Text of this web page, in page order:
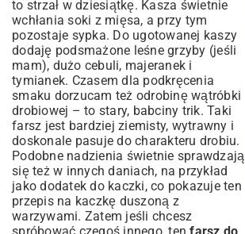
to strzał w dziesiątkę. Kasza świetnie
wchłania soki z mięsa, a przy tym
pozostaje sypka. Do ugotowanej kaszy
dodaję podsmażone leśne grzyby (jeśli
mam), dużo cebuli, majeranek i
tymianek. Czasem dla podkręcenia
smaku dorzucam też odrobinę wątróbki
drobiowej – to stary, babciny trik. Taki
farsz jest bardziej ziemisty, wytrawny i
doskonale pasuje do charakteru drobiu.
Podobne nadzienia świetnie sprawdzają
się też w innych daniach, na przykład
jako dodatek do kaczki, co pokazuje ten
przepis na kaczkę duszoną z
warzywami. Zatem jeśli chcesz